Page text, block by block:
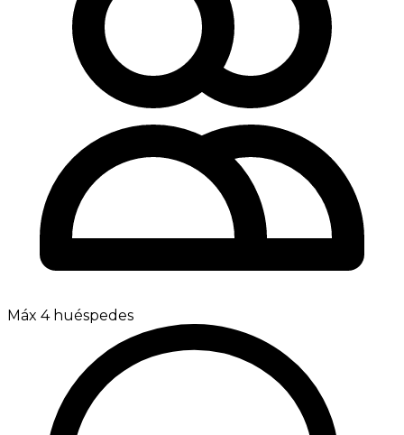
Máx 4 huéspedes